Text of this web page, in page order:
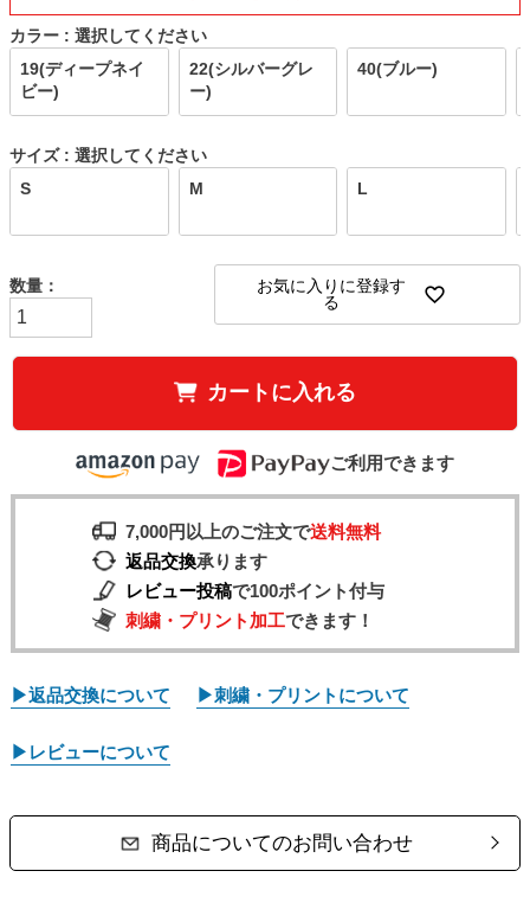
カラー
選択してください
19(ディープネイ
ビー)
22(シルバーグレ
ー)
40(ブルー)
サイズ
選択してください
S
M L
お気に入りに登録す
る
カートに入れる
ご利用できます
7,000円以上のご注文で送料無料
返品交換承ります
レビュー投稿で100ポイント付与
刺繍・プリント加工できます！
▶返品交換について ▶刺繍・プリントについて
▶レビューについて
商品についてのお問い合わせ